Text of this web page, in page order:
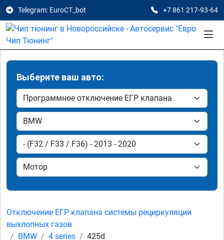
Telegram: EuroCT_bot +7 861 217-93-64
Выберите ваш авто:
Отключение ЕГР клапана системы рециркуляции
выхлопных газов
BMW
4 series 425d